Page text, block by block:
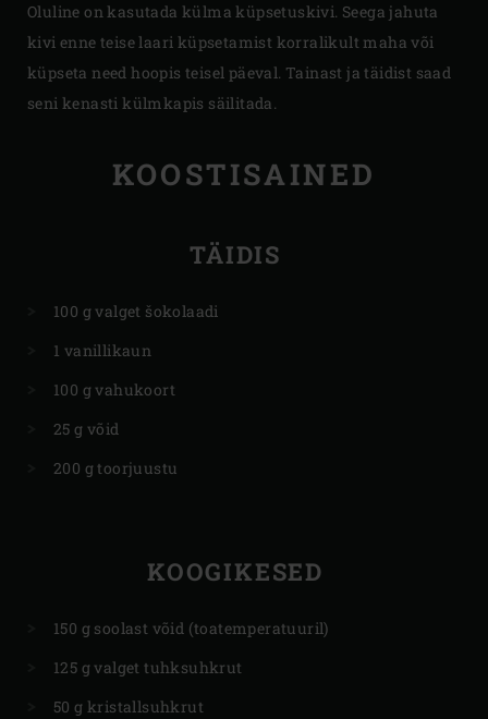
Oluline on kasutada külma küpsetuskivi. Seega jahuta
kivi enne teise laari küpsetamist korralikult maha või
küpseta need hoopis teisel päeval. Tainast ja täidist saad
seni kenasti külmkapis säilitada.
KOOSTISAINED
TÄIDIS
100 g valget šokolaadi
1 vanillikaun
100 g vahukoort
25 g võid
200 g toorjuustu
KOOGIKESED
150 g soolast võid (toatemperatuuril)
125 g valget tuhksuhkrut
50 g kristallsuhkrut